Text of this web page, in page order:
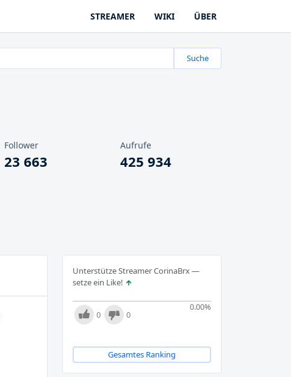
STREAMER WIKI ÜBER
Suche
Follower
23 663
Aufrufe
425 934
Unterstütze Streamer CorinaBrx —
setze ein Like!
0.00%
0 0
Gesamtes Ranking